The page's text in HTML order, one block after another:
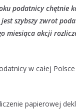
podatnicy chętnie
szybszy zwrot
miesiąca akcji
w całej
papierowej